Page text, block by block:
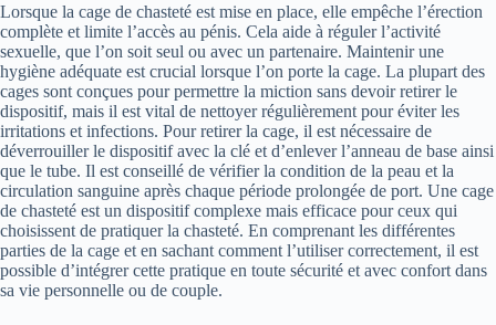
Lorsque la cage de chasteté est mise en place, elle empêche l’érection
complète et limite l’accès au pénis. Cela aide à réguler l’activité
sexuelle, que l’on soit seul ou avec un partenaire. Maintenir une
hygiène adéquate est crucial lorsque l’on porte la cage. La plupart des
cages sont conçues pour permettre la miction sans devoir retirer le
dispositif, mais il est vital de nettoyer régulièrement pour éviter les
irritations et infections. Pour retirer la cage, il est nécessaire de
déverrouiller le dispositif avec la clé et d’enlever l’anneau de base ainsi
que le tube. Il est conseillé de vérifier la condition de la peau et la
circulation sanguine après chaque période prolongée de port. Une cage
de chasteté est un dispositif complexe mais efficace pour ceux qui
choisissent de pratiquer la chasteté. En comprenant les différentes
parties de la cage et en sachant comment l’utiliser correctement, il est
possible d’intégrer cette pratique en toute sécurité et avec confort dans
sa vie personnelle ou de couple.